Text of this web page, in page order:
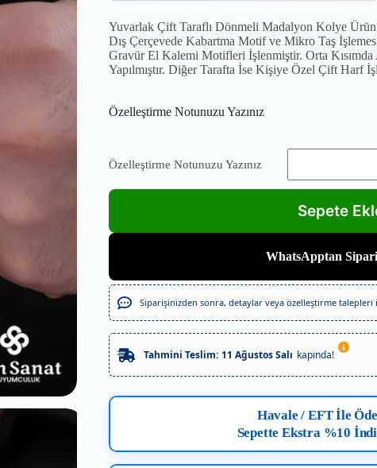
Yuvarlak Çift Taraflı Dönmeli Madalyon Kolye
Dış Çerçevede Kabartma Motif ve Mikro Taş
Gravür El Kalemi Motifleri İşlenmiştir. Orta Kısımda
Yapılmıştır. Diğer Tarafta İse Kişiye Özel Çift Harf
Özelleştirme Notunuzu Yazınız
Özelleştirme Notunuzu Yazınız
WhatsApptan
Siparişinizden sonra, detaylar veya özelleştirme
Tahmini Teslim: 11 Ağustos Salı kapında!
Havale / EFT İle
Sepette Ekstra %10